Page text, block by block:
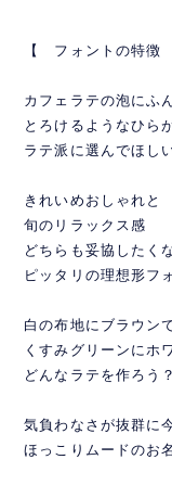
【 フォントの特徴
カフェラテの泡にふ
とろけるようなひら
ラテ派に選んでほし
きれいめおしゃれと
旬のリラックス感
どちらも妥協したく
ピッタリの理想形フ
白の布地にブラウン
くすみグリーンにホ
どんなラテを作ろう？
気負わなさが抜群に
ほっこりムードのお